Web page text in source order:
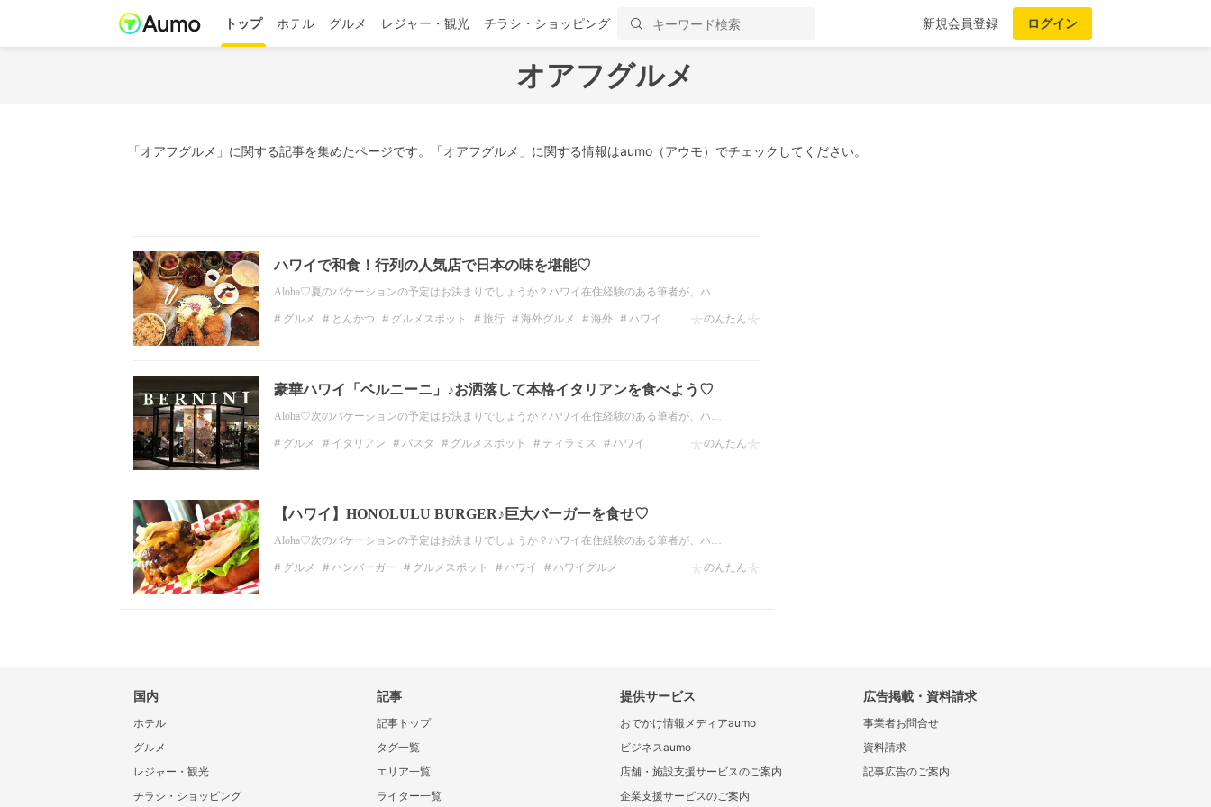
トップ ホテル グルメ レジャー・観光 チラシ・ショッピング 新規会員登録 ログイン
オアフグルメ
「オアフグルメ」に関する記事を集めたページです。「オアフグルメ」に関する情報はaumo（アウモ）でチェックしてください。
ハワイで和食！行列の人気店で日本の味を堪能♡
Aloha♡夏のバケーションの予定はお決まりでしょうか？ハワイ在住経験のある筆者が、ハ…
グルメ とんかつ グルメスポット 旅行 海外グルメ 海外
ハワイ
𓇼のんたん𓇼
豪華ハワイ「ベルニーニ」♪お洒落して本格イタリアンを食べよう♡
Aloha♡次のバケーションの予定はお決まりでしょうか？ハワイ在住経験のある筆者が、ハ…
グルメ イタリアン パスタ グルメスポット ティラミス
ハワイ
𓇼のんたん𓇼
【ハワイ】HONOLULU BURGER♪巨大バーガーを食せ♡
Aloha♡次のバケーションの予定はお決まりでしょうか？ハワイ在住経験のある筆者が、ハ…
グルメ ハンバーガー グルメスポット ハワイ
ハワイグルメ
𓇼のんたん𓇼
国内
ホテル
グルメ
レジャー・観光
チラシ・ショッピング
記事
記事トップ
タグ一覧
エリア一覧
ライター一覧
提供サービス
おでかけ情報メディアaumo
ビジネスaumo
店舗・施設支援サービスのご案内
企業支援サービスのご案内
広告掲載・資料請求
事業者お問合せ
資料請求
記事広告のご案内